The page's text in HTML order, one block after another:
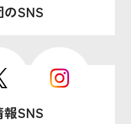
SNS
報SNS